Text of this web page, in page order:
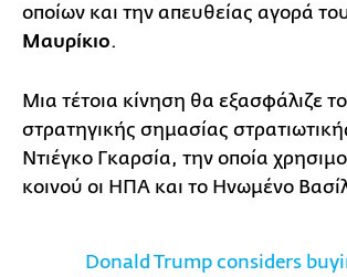
οποίων και την απευθείας αγορά
Μαυρίκιο.
Μια τέτοια κίνηση θα εξασφάλιζε
στρατηγικής σημασίας
Ντιέγκο Γκαρσία, την οποία
κοινού οι ΗΠΑ και το Ηνωμένο
Donald Trump considers